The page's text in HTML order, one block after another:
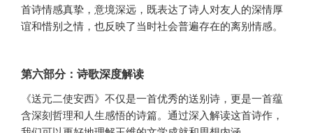
首诗情感真挚，意境深远，既表达了诗人对友人的深情厚
谊和惜别之情，也反映了当时社会普遍存在的离别情感。
第六部分：诗歌深度解读
《送元二使安西》不仅是一首优秀的送别诗，更是一首蕴
含深刻哲理和人生感悟的诗篇。通过深入解读这首诗作，